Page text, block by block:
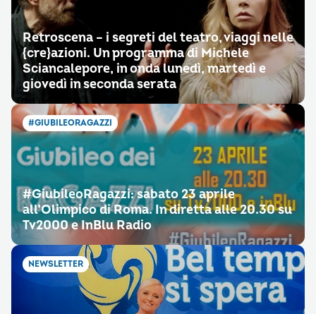
Retroscena – i segreti del teatro, viaggi nelle
{cre}azioni. Un programma di Michele
Sciancalepore, in onda lunedì, martedì e
giovedì in seconda serata
#GIUBILEORAGAZZI
#‎GiubileoRagazzi‬: sabato 23 aprile
all’Olimpico di Roma. In diretta alle 20.30 su
Tv2000 e InBlu Radio
NEWSLETTER